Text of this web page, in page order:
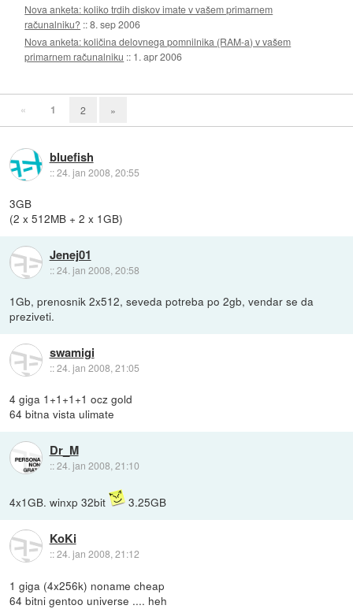
Nova anketa: koliko trdih diskov imate v vašem primarnem
računalniku? ::8. sep 2006
Nova anketa: količina delovnega pomnilnika (RAM-a) v vašem
primarnem računalniku :: 1. apr 2006
« 1 2 »
bluefish
::24. jan 2008, 20:55
3GB
(2 x 512MB + 2 x 1GB)
Jenej01
::24. jan 2008, 20:58
1Gb, prenosnik 2x512, seveda potreba po 2gb, vendar se da
preziveti.
swamigi
::24. jan 2008, 21:05
4 giga 1+1+1+1 ocz gold
64 bitna vista ulimate
Dr_M
::24. jan 2008, 21:10
4x1GB. winxp 32bit 3.25GB
KoKi
::24. jan 2008, 21:12
1 giga (4x256k) noname cheap
64 bitni gentoo universe .... heh